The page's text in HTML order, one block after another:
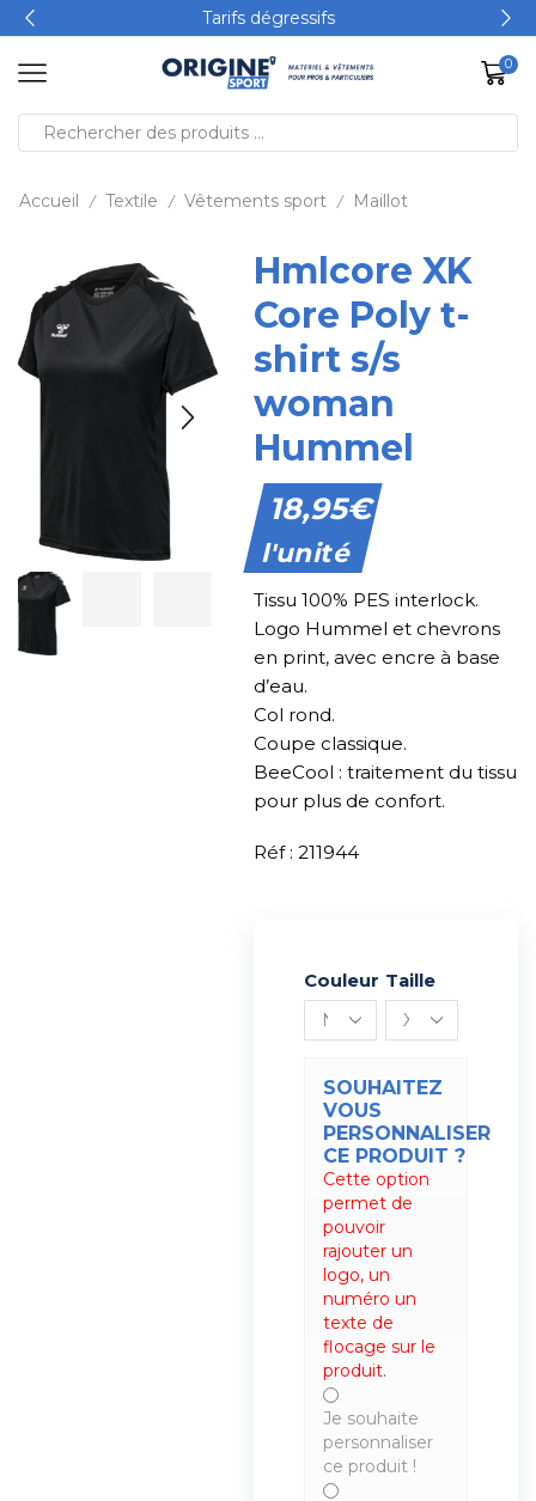
Tarifs dégressifs
0
Accueil / Textile / Vêtements sport / Maillot
Hmlcore XK
Core Poly t-
shirt s/s
woman
Hummel
18,95€
l'unité
Tissu 100% PES interlock.
Logo Hummel et chevrons
en print, avec encre à base
d’eau.
Col rond.
Coupe classique.
BeeCool : traitement du tissu
pour plus de confort.
Réf : 211944
Couleur Taille
SOUHAITEZ
VOUS
PERSONNALISER
CE PRODUIT ?
Cette option
permet de
pouvoir
rajouter un
logo, un
numéro un
texte de
flocage sur le
produit.
Je souhaite
personnaliser
ce produit !
Alternative: